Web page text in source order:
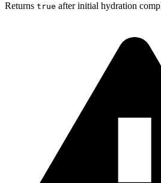
Returns true after initial hydration